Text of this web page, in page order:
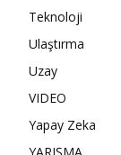
Teknoloji
Ulaştırma
Uzay
VIDEO
Yapay Zeka